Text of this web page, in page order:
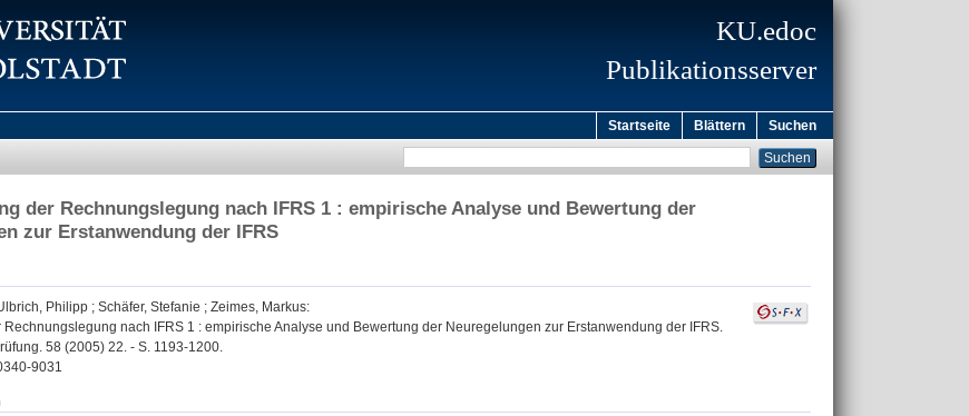
KU.edoc
Publikationsserver
Startseite Blättern Suchen
der Rechnungslegung nach IFRS 1 : empirische Analyse und Bewertung der
zur Erstanwendung der IFRS
Philipp ; Schäfer, Stefanie ; Zeimes, Markus:
Rechnungslegung nach IFRS 1 : empirische Analyse und Bewertung der Neuregelungen zur Erstanwendung der IFRS.
58 (2005) 22. - S. 1193-1200.
9031